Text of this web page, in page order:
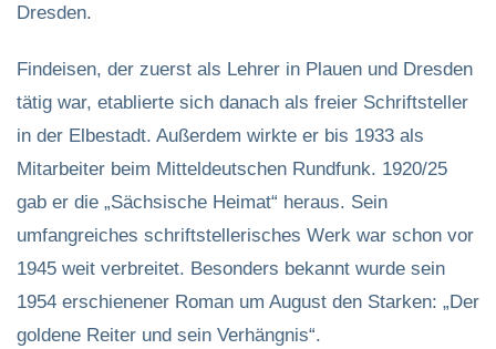
Dresden.
Findeisen, der zuerst als Lehrer in Plauen und Dresden
tätig war, etablierte sich danach als freier Schriftsteller
in der Elbestadt. Außerdem wirkte er bis 1933 als
Mitarbeiter beim Mitteldeutschen Rundfunk. 1920/25
gab er die „Sächsische Heimat“ heraus. Sein
umfangreiches schriftstellerisches Werk war schon vor
1945 weit verbreitet. Besonders bekannt wurde sein
1954 erschienener Roman um August den Starken: „Der
goldene Reiter und sein Verhängnis“.